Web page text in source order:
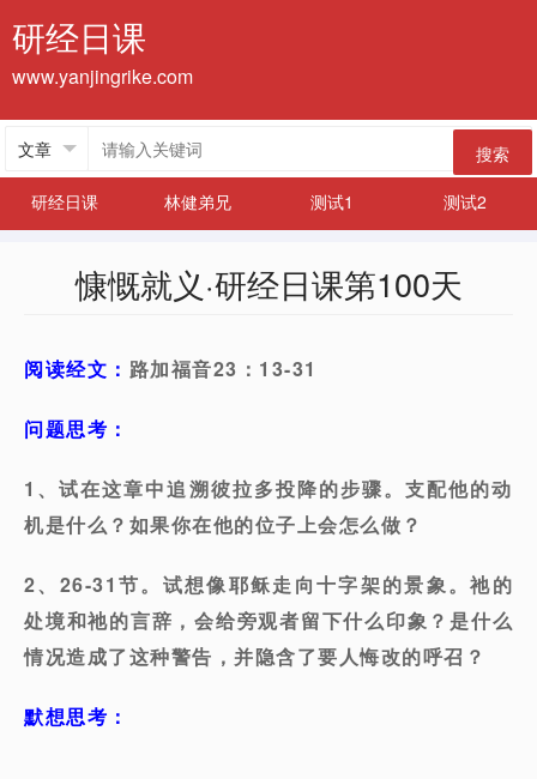
研经日课
www.yanjingrike.com
搜索
研经日课
林健弟兄 测试1 测试2
慷慨就义·研经日课第100天
阅读经文： 路加福音23：13-31
问题思考：
1、试在这章中追溯彼拉多投降的步骤。支配他的动
机是什么？如果你在他的位子上会怎么做？
2、26-31节。试想像耶稣走向十字架的景象。祂的
处境和祂的言辞，会给旁观者留下什么印象？是什么
情况造成了这种警告，并隐含了要人悔改的呼召？
默想思考：